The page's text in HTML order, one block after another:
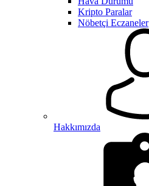
Kripto Paralar
Nöbetçi Eczaneler
Hakkımızda